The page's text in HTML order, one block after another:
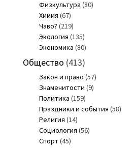
Физкультура (80)
Химия (67)
Чаво? (219)
Экология (135)
Экономика (80)
Общество (413)
Закон и право (57)
Знаменитости (9)
Политика (159)
Праздники и события (58)
Религия (14)
Социология (56)
Спорт(45)